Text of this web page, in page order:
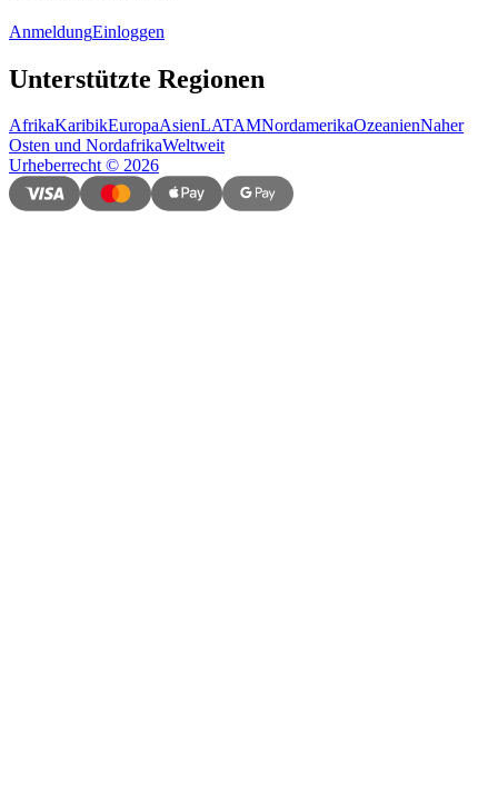
AnmeldungEinloggen
Unterstützte Regionen
AfrikaKaribikEuropaAsienLATAMNordamerikaOzeanienNaher
Osten und NordafrikaWeltweit
Urheberrecht© 2026